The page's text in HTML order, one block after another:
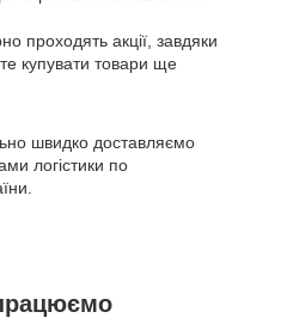
проходять акції, завдяки
купувати товари ще
швидко доставляємо
логістики по